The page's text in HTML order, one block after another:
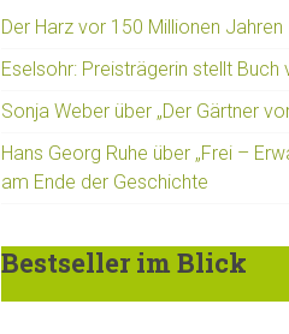
Der Harz vor 150 Millionen Jahren
Eselsohr: Preisträgerin stellt Buch
Sonja Weber über „Der Gärtner
Hans Georg Ruhe über „Frei –
am Ende der Geschichte
Bestseller im Blick